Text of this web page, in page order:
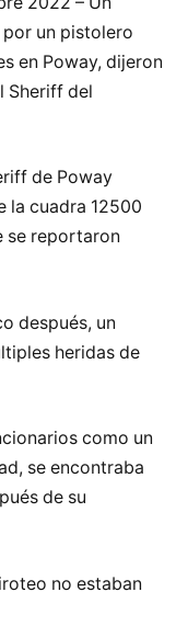
un pistolero
en Poway, dijeron
Sheriff del
de Poway
la cuadra 12500
se reportaron
después, un
heridas de
como un
se encontraba
de su
no estaban